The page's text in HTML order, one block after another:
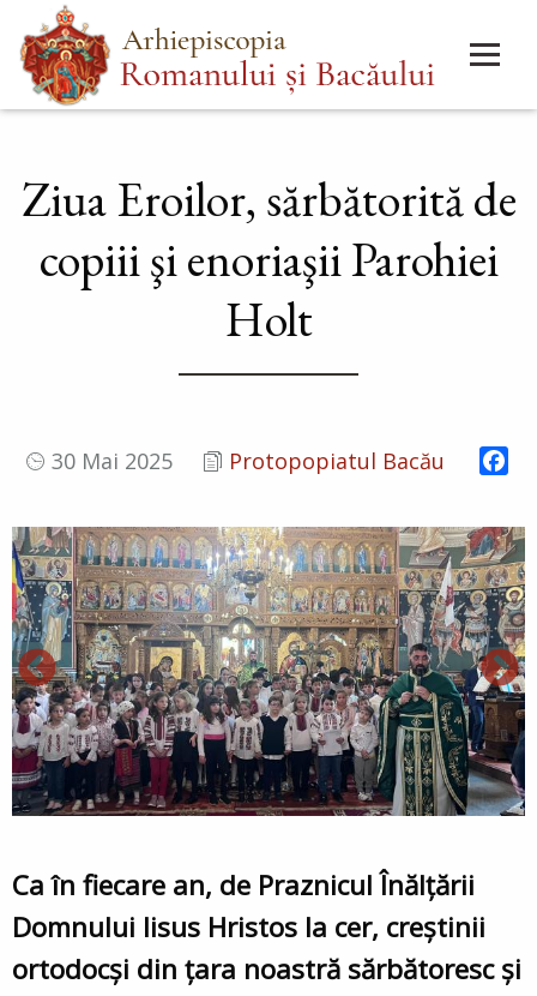
Mergi
la
conţinutul
Main
menu
Ziua Eroilor, sărbătorită de
copiii şi enoriaşii Parohiei
Holt
30 Mai 2025 Protopopiatul Bacău
Ca în fiecare an, de Praznicul Înălţării
Domnului Iisus Hristos la cer, creştinii
ortodocşi din ţara noastră sărbătoresc şi